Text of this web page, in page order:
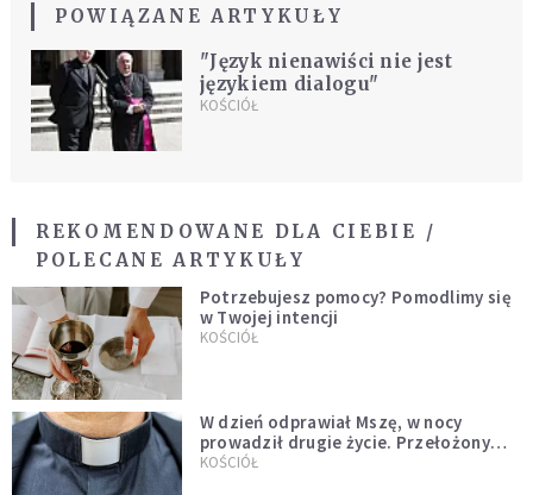
POWIĄZANE ARTYKUŁY
"Język nienawiści nie jest
językiem dialogu"
KOŚCIÓŁ
REKOMENDOWANE DLA CIEBIE /
POLECANE ARTYKUŁY
Potrzebujesz pomocy? Pomodlimy się
w Twojej intencji
KOŚCIÓŁ
W dzień odprawiał Mszę, w nocy
prowadził drugie życie. Przełożony
kazał mu opuścić zakon
KOŚCIÓŁ